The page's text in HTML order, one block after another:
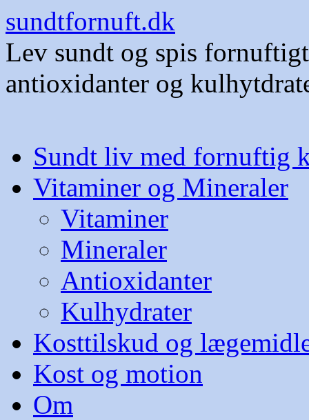
sundtfornuft.dk
Lev sundt og spis
antioxidanter og
til
indholdSundt liv med fornuftig
Vitaminer og Mineraler
Vitaminer
Mineraler
Antioxidanter
Kulhydrater
Kosttilskud og
Kost og motion
Om